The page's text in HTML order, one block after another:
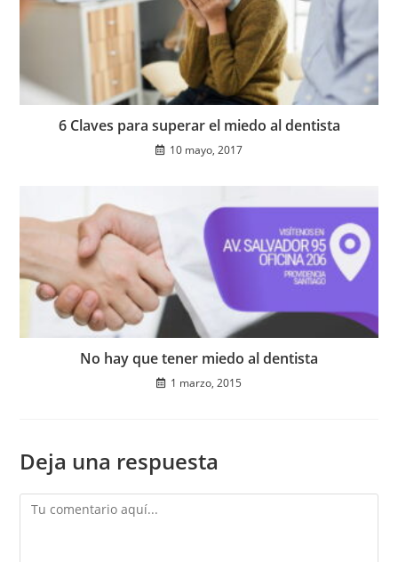
6 Claves para superar el miedo al dentista
10 mayo, 2017
No hay que tener miedo al dentista
1 marzo, 2015
Deja una respuesta